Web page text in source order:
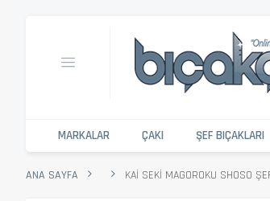
MARKALAR ÇAKI ŞEF BIÇAKLARI
ANA SAYFA KAI SEKI MAGOROKU SHOSO